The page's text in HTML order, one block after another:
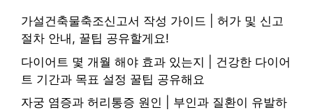
가설건축물축조신고서 작성 가이드 | 허가 및 신고
절차 안내, 꿀팁 공유할게요!
다이어트 몇 개월 해야 효과 있는지 | 건강한 다이어
트 기간과 목표 설정 꿀팁 공유해요
자궁 염증과 허리통증 원인 | 부인과 질환이 유발하